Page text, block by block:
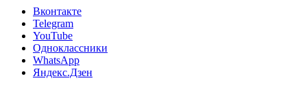
Вконтакте
Telegram
YouTube
Одноклассники
WhatsApp
Яндекс.Дзен